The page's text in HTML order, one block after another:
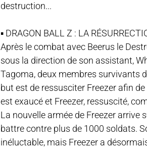
destruction...
▪️ DRAGON BALL Z : LA
Après le combat avec Beerus le
sous la direction de son assistant,
Tagoma, deux membres survivants
but est de ressusciter Freezer afin
est exaucé et Freezer, ressuscité,
La nouvelle armée de Freezer arrive
battre contre plus de 1000 soldats.
inéluctable, mais Freezer a